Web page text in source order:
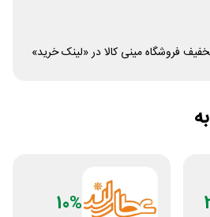
فروشگاه مینی کالا در «لینک خرید»
10%